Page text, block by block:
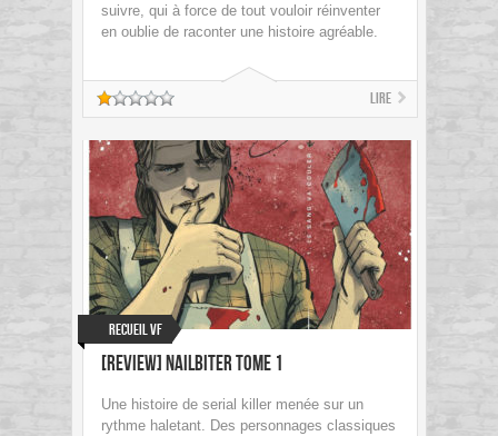
suivre, qui à force de tout vouloir réinventer
en oublie de raconter une histoire agréable.
Lire
Recueil VF
[Review] Nailbiter tome 1
Une histoire de serial killer menée sur un
rythme haletant. Des personnages classiques